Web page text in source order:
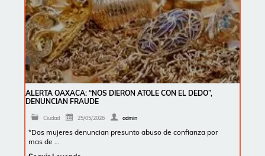
ALERTA OAXACA: “NOS DIERON ATOLE CON EL DEDO”,
DENUNCIAN FRAUDE
Ciudad 25/05/2026 admin
*Dos mujeres denuncian presunto abuso de confianza por
mas de …